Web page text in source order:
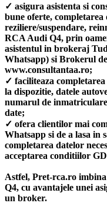
✓ asigura asistenta si
bune oferte, completarea
reziliere/suspendare,
RCA Audi Q4, prin
asistentul in brokeraj
Whatsapp) si Brokerul
www.consultantaa.ro;
✓ faciliteaza
la dispozitie, datele
numarul de
date;
✓ ofera clientilor mai
Whatsapp si de a lasa in
completarea datelor
acceptarea conditiilor
Astfel, Pret-rca.ro
Q4, cu avantajele unei
un broker.